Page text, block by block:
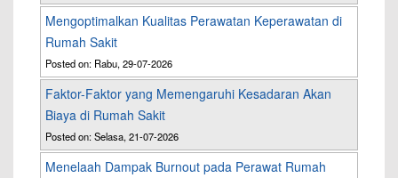
Mengoptimalkan Kualitas Perawatan Keperawatan di
Rumah Sakit
Posted on: Rabu, 29-07-2026
Faktor-Faktor yang Memengaruhi Kesadaran Akan
Biaya di Rumah Sakit
Posted on: Selasa, 21-07-2026
Menelaah Dampak Burnout pada Perawat Rumah